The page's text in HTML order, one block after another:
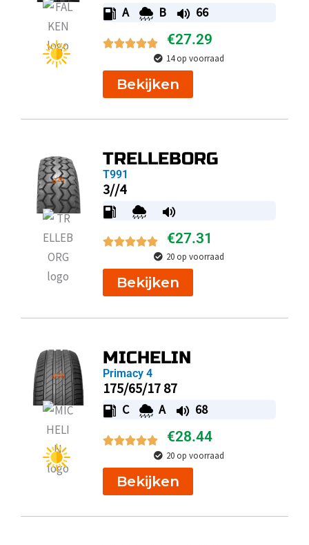
A B 66
€27.29
14 op voorraad
Bekijken
TRELLEBORG
T991
3//4
€27.31
20 op voorraad
Bekijken
MICHELIN
Primacy 4
175/65/17 87
C A 68
€28.44
20 op voorraad
Bekijken